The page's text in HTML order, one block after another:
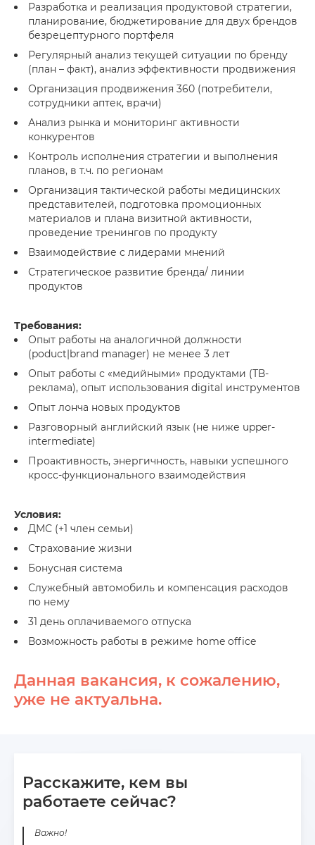
Разработка и реализация продуктовой стратегии,
планирование, бюджетирование для двух брендов
безрецептурного портфеля
Регулярный анализ текущей ситуации по бренду
(план – факт), анализ эффективности продвижения
Организация продвижения 360 (потребители,
сотрудники аптек, врачи)
Анализ рынка и мониторинг активности
конкурентов
Контроль исполнения стратегии и выполнения
планов, в т.ч. по регионам
Организация тактической работы медицинских
представителей, подготовка промоционных
материалов и плана визитной активности,
проведение тренингов по продукту
Взаимодействие с лидерами мнений
Стратегическое развитие бренда/ линии
продуктов
Требования:
Опыт работы на аналогичной должности
(poduct|brand manager) не менее 3 лет
Опыт работы с «медийными» продуктами (ТВ-
реклама), опыт использования digital инструментов
Опыт лонча новых продуктов
Разговорный английский язык (не ниже upper-
intermediate)
Проактивность, энергичность, навыки успешного
кросс-функционального взаимодействия
Условия:
ДМС (+1 член семьи)
Страхование жизни
Бонусная система
Служебный автомобиль и компенсация расходов
по нему
31 день оплачиваемого отпуска
Возможность работы в режиме home office
Данная вакансия, к сожалению,
уже не актуальна.
Расскажите, кем вы
работаете сейчас?
Важно!